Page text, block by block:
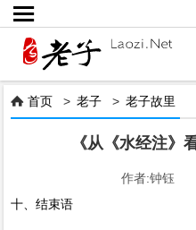

 首页 >老子 >老子故里
《从《水经注》
作者:钟钰
十、结束语